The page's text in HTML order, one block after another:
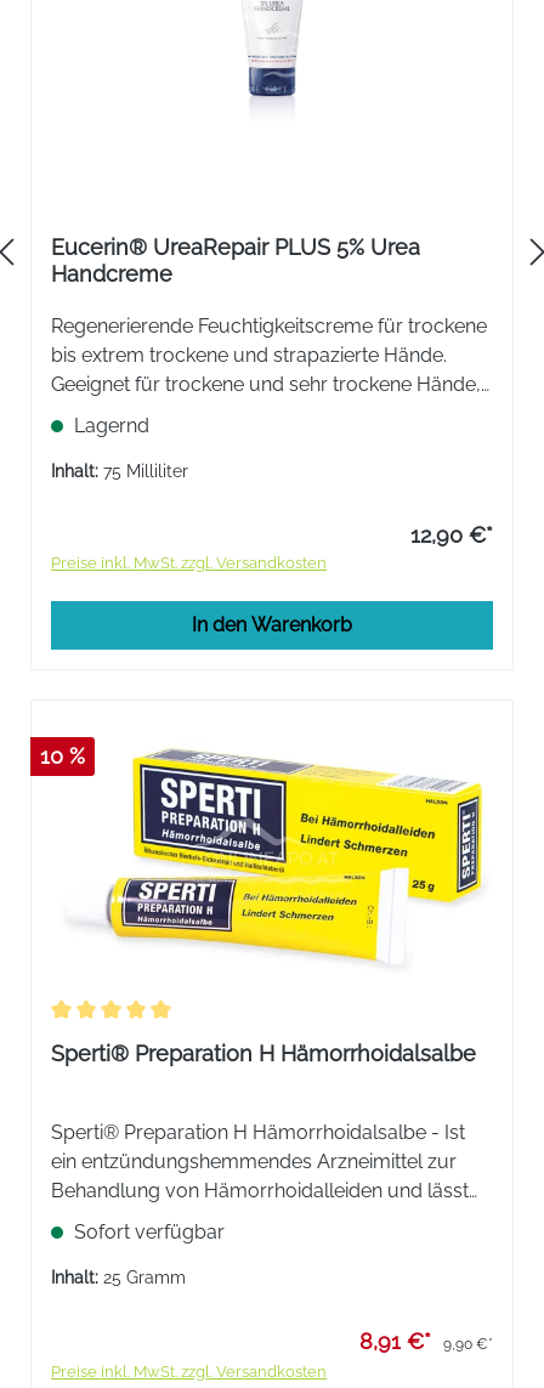
Eucerin® UreaRepair PLUS 5% Urea
Handcreme
Regenerierende Feuchtigkeitscreme für trockene
bis extrem trockene und strapazierte Hände.
Geeignet für trockene und sehr trockene Hände,
strapazierte Hände oder auch bei Neurodermitis,
Diabetes, Psoriasis und Kontaktdermatitis.
Lagernd
Inhalt: 75 Milliliter
12,90 €*
Preise inkl. MwSt. zzgl. Versandkosten
In den Warenkorb
10 %
Durchschnittliche Bewertung von 5 von 5 Sternen
Sperti® Preparation H Hämorrhoidalsalbe
Sperti® Preparation H Hämorrhoidalsalbe - Ist
ein entzündungshemmendes Arzneimittel zur
Behandlung von Hämorrhoidalleiden und lässt
Hämorrhoiden schrumpfen, lindert Schmerzen,
Brennen und Jucken.
Sofort verfügbar
Inhalt: 25 Gramm
8,91 €* 9,90 €*
Preise inkl. MwSt. zzgl. Versandkosten